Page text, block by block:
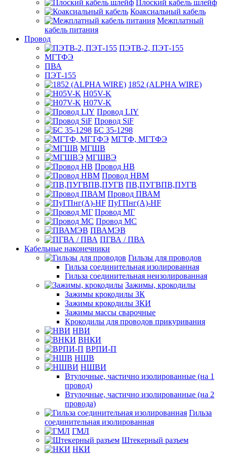
Плоский кабель шлейф
Коаксиальный кабель
Межплатный
кабель питания
Провод
ПЭТВ-2, ПЭТ-155
МГТФЭ
ПВА
ПЭТ-155
1852 (ALPHA WIRE)
H05V-K
H07V-K
Провод LIY
Провод SiF
БС 35-1298
МГТФ, МГТФЭ
МГШВ
МГШВЭ
Провод НВ
Провод НВМ
ПВ,ПУГВПВ,ПУГВ
Провод ПВАМ
ПуГПнг(A)-HF
Провод МГ
Провод МС
ПВАМЭВ
ПГВА / ПВА
Кабельные наконечники
Гильзы для проводов
Гильза соединительная изолированная
Гильза соединительная неизолированная
Зажимы, крокодилы
Зажимы крокодилы ЗК
Зажимы крокодилы ЗКИ
Зажимы массы сварочные
Крокодилы для проводов прикуривания
НВИ
ВНКИ
ВРПИ-П
НШВ
НШВИ
Втулочные, частично изолированные (на 1
провод)
Втулочные, частично изолированные (на 2
провода)
Гильза
соединительная изолированная
ГМЛ
Штекерный разъем
НКИ